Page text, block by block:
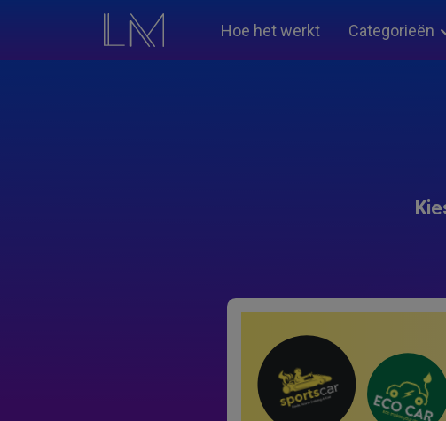
Hoe het werkt Categorieën